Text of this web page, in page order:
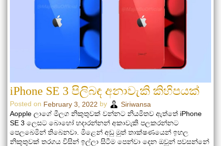
iPhone SE 3 පිලිබඳ අනාවැකි කිහිපයක්
Posted on February 3, 2022 by
Siriwansa
Aopple ලාගේ මීලග නිකුතුවක් වන්නට නියමිතව ඇත්තේ iPhone
SE 3 ලෙසට බොහෝ හදාරන්නන් අකාවැකි පලකරන්නට
පෙලබෙමින් තිබෙනවා. මිළෙන් අඩු මුත් තාක්ෂණයෙන් ඉහල
නිකුතුවක් තරගය විසින් ඉල්ලා සිටීම පෙන්වා දෙන ඔවුන් පවසන්නේ